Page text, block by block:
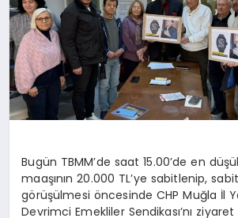
MUĞLA
☰
Bugün TBMM’de saat 15.00’de en
maaşının 20.000 TL’ye sabitlenip,
görüşülmesi öncesinde CHP Muğla İl
Devrimci Emekliler Sendikası’nı